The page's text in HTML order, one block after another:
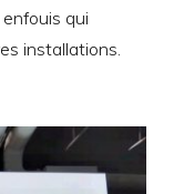
qui
installations.